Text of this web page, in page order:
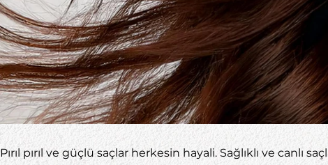
Pırıl pırıl ve güçlü saçlar herkesin hayali. Sağlıklı ve canlı